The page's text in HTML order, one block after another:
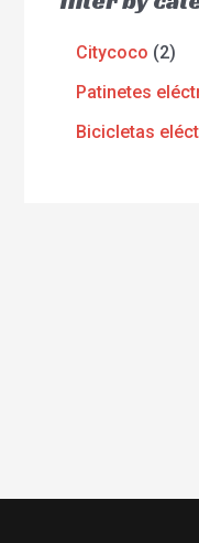
Citycoco 2
Patinetes
Bicicletas